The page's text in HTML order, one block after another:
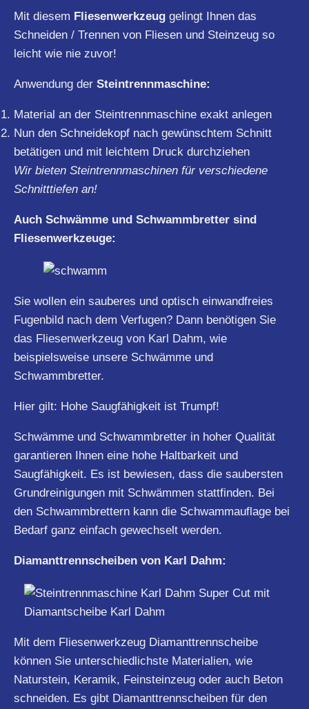
Mit diesem Fliesenwerkzeug gelingt Ihnen das
Schneiden / Trennen von Fliesen und Steinzeug so
leicht wie nie zuvor!
Anwendung der Steintrennmaschine:
Material an der Steintrennmaschine exakt anlegen
Nun den Schneidekopf nach gewünschtem Schnitt
betätigen und mit leichtem Druck durchziehen
Wir bieten Steintrennmaschinen für verschiedene
Schnitttiefen an!
Auch Schwämme und Schwammbretter sind
Fliesenwerkzeuge:
Sie wollen ein sauberes und optisch einwandfreies
Fugenbild nach dem Verfugen? Dann benötigen Sie
das Fliesenwerkzeug von Karl Dahm, wie
beispielsweise unsere Schwämme und
Schwammbretter.
Hier gilt: Hohe Saugfähigkeit ist Trumpf!
Schwämme und Schwammbretter in hoher Qualität
garantieren Ihnen eine hohe Haltbarkeit und
Saugfähigkeit. Es ist bewiesen, dass die saubersten
Grundreinigungen mit Schwämmen stattfinden. Bei
den Schwammbrettern kann die Schwammauflage bei
Bedarf ganz einfach gewechselt werden.
Diamanttrennscheiben von Karl Dahm:
Mit dem Fliesenwerkzeug Diamanttrennscheibe
können Sie unterschiedlichste Materialien, wie
Naturstein, Keramik, Feinsteinzeug oder auch Beton
schneiden. Es gibt Diamanttrennscheiben für den